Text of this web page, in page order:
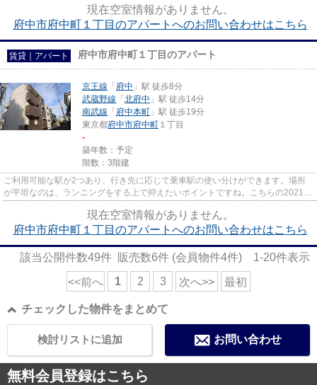
現在空室情報がありません。
府中市府中町１丁目のアパートへのお問い合わせはこちら
賃貸｜アパート 府中市府中町１丁目のアパート
京王線 「 府中 」駅 徒歩8分
武蔵野線 「 北府中 」駅 徒歩14分
南武線 「 府中本町 」駅 徒歩19分
東京都府中市府中町 １丁目
-
築年数：予定
階数：3階建
ご利用可能な駅が2つあり、行き先に応じて乗車駅の使い分けができます。場所
が平坦なのは、ランニングをする上で抑えたいポイントですね。こちらの2021年
現在空室情報がありません。
府中市府中町１丁目のアパートへのお問い合わせはこちら
該当公開件数49件 販売数6件 (会員物件4件) 1-20件表示
<<前へ 1 2 3 次へ>> 最初
チェックした物件をまとめて
お問い合わせ
検討リストに追加
無料会員登録はこちら